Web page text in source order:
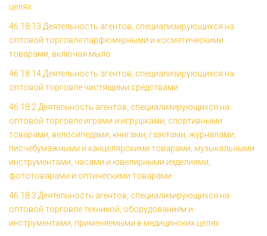
целях
46.18.13 Деятельность агентов, специализирующихся на
оптовой торговле парфюмерными и косметическими
товарами, включая мыло
46.18.14 Деятельность агентов, специализирующихся на
оптовой торговле чистящими средствами
46.18.2 Деятельность агентов, специализирующихся на
оптовой торговле играми и игрушками, спортивными
товарами, велосипедами, книгами, газетами, журналами,
писчебумажными и канцелярскими товарами, музыкальными
инструментами, часами и ювелирными изделиями,
фототоварами и оптическими товарами
46.18.3 Деятельность агентов, специализирующихся на
оптовой торговле техникой, оборудованием и
инструментами, применяемыми в медицинских целях